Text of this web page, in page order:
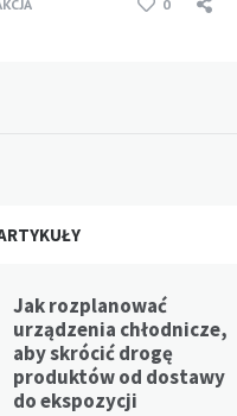
0
Jak rozplanować
urządzenia chłodnicze,
aby skrócić drogę
produktów od dostawy
do ekspozycji